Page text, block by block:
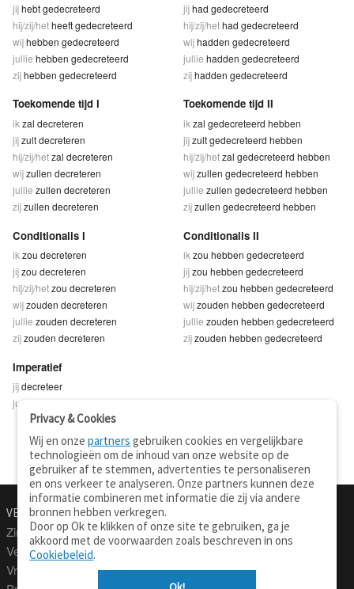
jijhebt gedecreteerd
hij/zij/hetheeft gedecreteerd
wijhebben gedecreteerd
jullie hebben gedecreteerd
zijhebben gedecreteerd
jijhad gedecreteerd
hij/zij/hethad gedecreteerd
wijhadden gedecreteerd
jullie hadden gedecreteerd
zijhadden gedecreteerd
Toekomende tijd I
ik zal decreteren
jijzult decreteren
hij/zij/hetzal decreteren
wijzullen decreteren
jullie zullen decreteren
zijzullen decreteren
Toekomende tijd II
ik zal gedecreteerd hebben
jijzult gedecreteerd hebben
hij/zij/hetzal gedecreteerd hebben
wijzullen gedecreteerd hebben
jullie zullen gedecreteerd hebben
zijzullen gedecreteerd hebben
Conditionalis I
ik zou decreteren
jijzou decreteren
hij/zij/hetzou decreteren
wijzouden decreteren
jullie zouden decreteren
zijzouden decreteren
Conditionalis II
ik zou hebben gedecreteerd
jijzou hebben gedecreteerd
hij/zij/hetzou hebben gedecreteerd
wijzouden hebben gedecreteerd
jullie zouden hebben gedecreteerd
zijzouden hebben gedecreteerd
Imperatief
jijdecreteer
jullie
VERTALEN.NU
Zinnen vertalen
Verklarend woordenboek
Vraagbaak
Over deze site
Privacy
Privacy & Cookies
Wij en onzepartners gebruiken cookies en vergelijkbare
technologieën om de inhoud van onze website op de
gebruiker af te stemmen, advertenties te personaliseren
en ons verkeer te analyseren. Onze partners kunnen deze
informatie combineren met informatie die zij via andere
bronnen hebben verkregen.
Door op Ok te klikken of onze site te gebruiken, ga je
akkoord met de voorwaarden zoals beschreven in ons
Cookiebeleid.